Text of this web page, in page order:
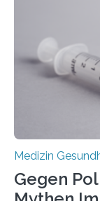
Gewebe
Hertie-Institut
Schwachstelle
Stiftung
Medizin
Gegen